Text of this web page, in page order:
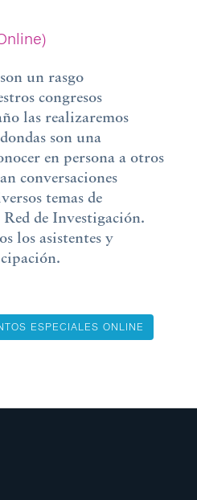
un rasgo
congresos
las realizaremos
son una
en persona a otros
conversaciones
temas de
de Investigación.
los asistentes y
ESPECIALES ONLINE